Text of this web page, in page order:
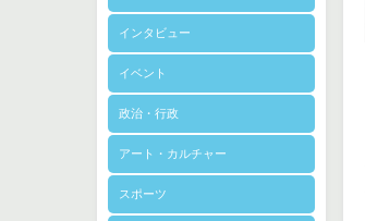
インタビュー
イベント
政治・行政
アート・カルチャー
スポーツ